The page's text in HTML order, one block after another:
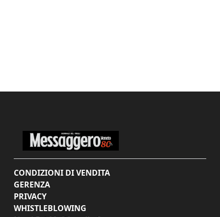
CONDIZIONI DI VENDITA
GERENZA
PRIVACY
WHISTLEBLOWING